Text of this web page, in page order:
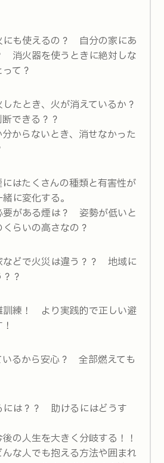
にも使えるの？ 自分の家にあ
消火器を使うときに絶対しな
て？
したとき、火が消えているか？
できる？？
からないとき、消せなかった
はたくさんの種類と有害性が
に変化する。
がある煙は？ 姿勢が低いと
らいの高さなの？
などで火災は違う？？ 地域に
？
訓練！ より実践的で正しい避
いるから安心？ 全部燃えても
には？？ 助けるにはどうす
人生を大きく分岐する！！
な人でも抱える方法や囲まれ